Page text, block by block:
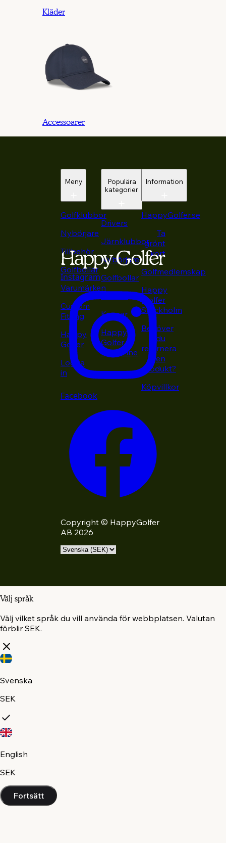
Kläder
Accessoarer
Meny
Golfklubbor
Nybörjare
Tillbehör
Golfbollar
Varumärken
Custom
Fitting
Happy
Golfer
Logga
in
Populära
kategorier
Drivers
Järnklubbor
Nybörjare
Golfbollar
Kepsar
Happy
Golfer
Magazine
Information
HappyGolfer.se
Ta
grönt
kort
Golfmedlemskap
Happy
Golfer
Stockholm
Behöver
du
returnera
en
produkt?
Köpvillkor
Instagram
Facebook
Copyright © HappyGolfer
AB 2026
Välj språk
Välj vilket språk du vill använda för webbplatsen. Valutan
förblir SEK.
Svenska
SEK
English
SEK
Fortsätt